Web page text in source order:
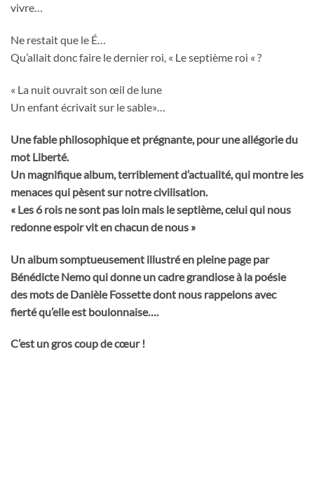
vivre…
Ne restait que le É…
Qu’allait donc faire le dernier roi, « Le septième roi « ?
« La nuit ouvrait son œil de lune
Un enfant écrivait sur le sable»…
Une fable philosophique et prégnante, pour une allégorie du
mot Liberté.
Un magnifique album, terriblement d’actualité, qui montre les
menaces qui pèsent sur notre civilisation.
« Les 6 rois ne sont pas loin mais le septième, celui qui nous
redonne espoir vit en chacun de nous »
Un album somptueusement illustré en pleine page par
Bénédicte Nemo qui donne un cadre grandiose à la poésie
des mots de Danièle Fossette dont nous rappelons avec
fierté qu’elle est boulonnaise….
C’est un gros coup de cœur !